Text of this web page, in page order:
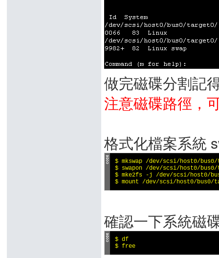
做完磁碟分割記
注意磁碟路徑，
格式化檔案系統
$ mkswap /dev/scsi/host0/
$ swapon /dev/scsi/host0/
$ mke2fs -j /dev/scsi/host0/
$ mount /dev/scsi/host0/
確認一下系統磁
$ df
$ free